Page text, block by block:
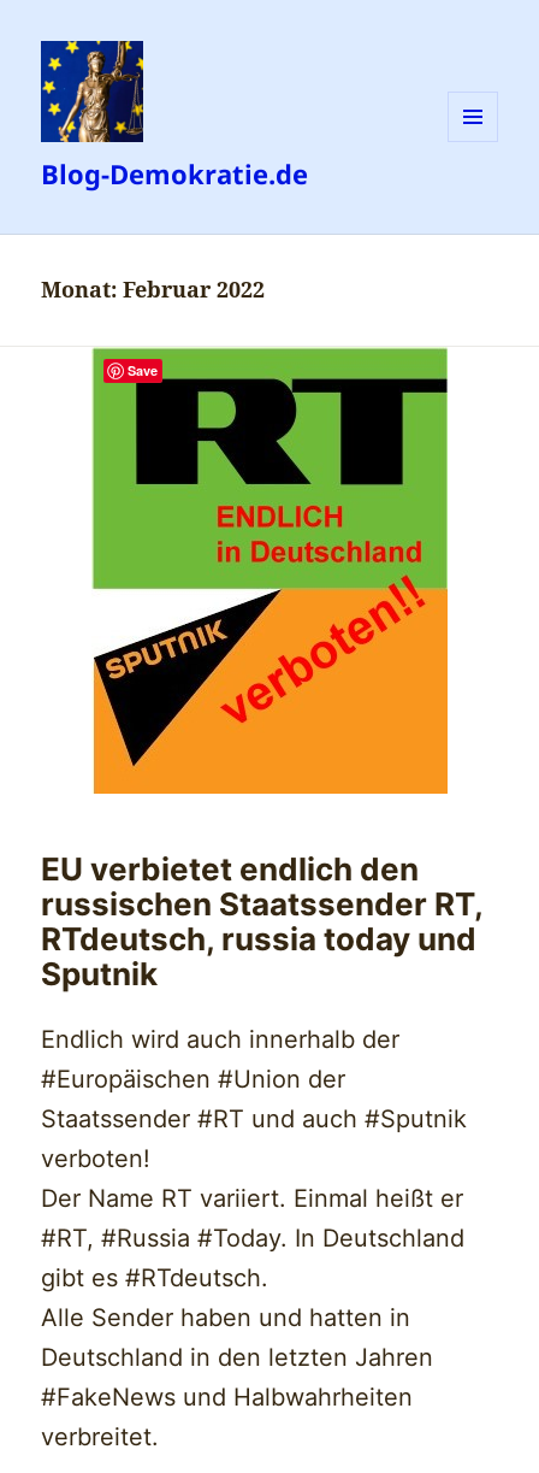
Blog-Demokratie.de
Monat:Februar 2022
EU verbietet endlich den
russischen Staatssender RT,
RTdeutsch, russia today und
Sputnik
Endlich wird auch innerhalb der
#Europäischen #Union der
Staatssender #RT und auch #Sputnik
verboten!
Der Name RT variiert. Einmal heißt er
#RT, #Russia #Today. In Deutschland
gibt es #RTdeutsch.
Alle Sender haben und hatten in
Deutschland in den letzten Jahren
#FakeNews und Halbwahrheiten
verbreitet.
Save